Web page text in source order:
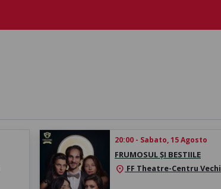
20:00 - Sabato, 15 Agosto
FRUMOSUL ȘI BESTIILE
location_on FF Theatre-Centru Vechi